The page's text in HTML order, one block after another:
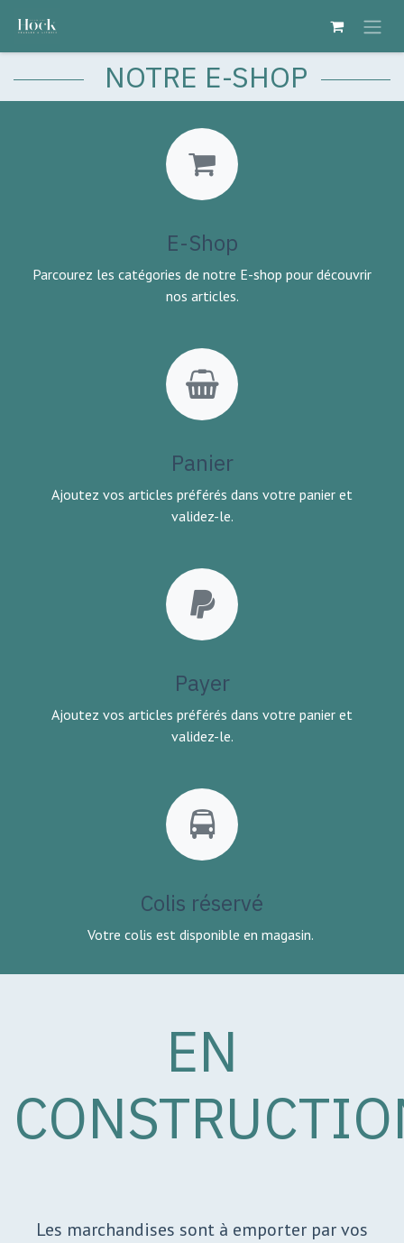
NOTRE E-SHOP
E-Shop
Parcourez les catégories de notre E-shop pour découvrir
nos articles.
Panier
Ajoutez vos articles préférés dans votre panier et
validez-le.
Payer
Ajoutez vos articles préférés dans votre panier et
validez-le.
Colis réservé
Votre colis est disponible en magasin.
EN
Les marchandises sont à emporter par vos